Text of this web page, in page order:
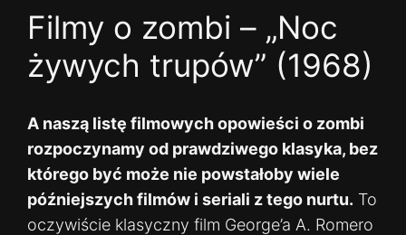
Filmy o zombi – „Noc
żywych trupów” (1968)
A naszą listę filmowych opowieści o zombi
rozpoczynamy od prawdziwego klasyka, bez
którego być może nie powstałoby wiele
późniejszych filmów i seriali z tego nurtu. To
oczywiście klasyczny film George’a A. Romero